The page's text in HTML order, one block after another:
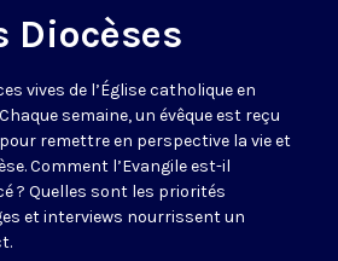
Diocèses
vives de l’Église catholique en
semaine, un évêque est reçu
remettre en perspective la vie et
Comment l’Evangile est-il
? Quelles sont les priorités
et interviews nourrissent un